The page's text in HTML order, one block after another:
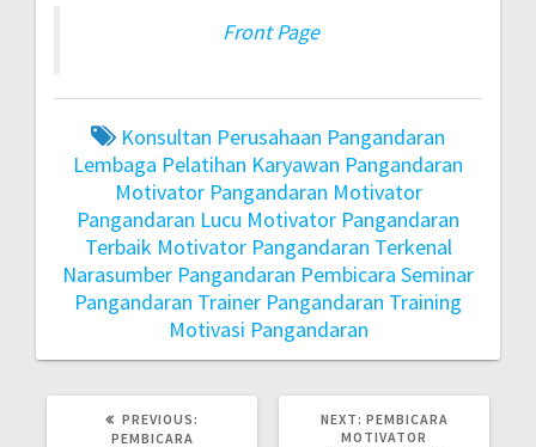
Front Page
Konsultan Perusahaan Pangandaran
Lembaga Pelatihan Karyawan Pangandaran
Motivator Pangandaran Motivator
Pangandaran Lucu Motivator Pangandaran
Terbaik Motivator Pangandaran Terkenal
Narasumber Pangandaran Pembicara Seminar
Pangandaran Trainer Pangandaran Training
Motivasi Pangandaran
PREVIOUS:
PEMBICARA
NEXT: NEXT
POST:
PEMBICARA
MOTIVATOR